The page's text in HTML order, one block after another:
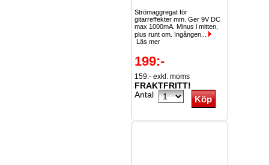
Strömaggregat för
gitarreffekter mm. Ger 9V DC
max 1000mA. Minus i mitten,
plus runt om. Ingången...
Läs mer
199:-
159:- exkl. moms
FRAKTFRITT!
Antal